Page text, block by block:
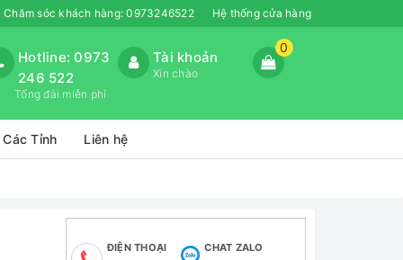
Chăm sóc khách hàng:0973246522 Hệ thống cửa hàng
Hotline: 0973
246 522
Tổng đài miễn phí
Tài khoản
Xin chào
0
Tỉnh Liên hệ
ĐIỆN THOẠI
CHAT ZALO